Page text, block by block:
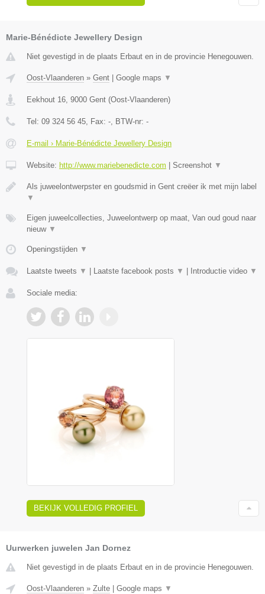
Marie-Bénédicte Jewellery Design
Niet gevestigd in de plaats Erbaut en in de provincie Henegouwen.
Oost-Vlaanderen » Gent Google maps ▼
Eekhout 16, 9000 Gent (Oost-Vlaanderen)
Tel: 09 324 56 45, Fax: -, BTW-nr: -
E-mail › Marie-Bénédicte Jewellery Design
Website: http://www.mariebenedicte.com Screenshot ▼
Als juweelontwerpster en goudsmid in Gent creëer ik met mijn label
▼
Eigen juweelcollecties, Juweelontwerp op maat, Van oud goud naar
nieuw ▼
Openingstijden ▼
Laatste tweets ▼ Laatste facebook posts ▼ Introductie video ▼
Sociale media:
BEKIJK VOLLEDIG PROFIEL
Uurwerken juwelen Jan Dornez
Niet gevestigd in de plaats Erbaut en in de provincie Henegouwen.
Oost-Vlaanderen » Zulte Google maps ▼